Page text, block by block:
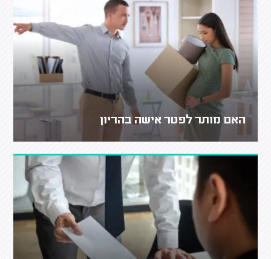
האם מותר לפטר אישה בהריון